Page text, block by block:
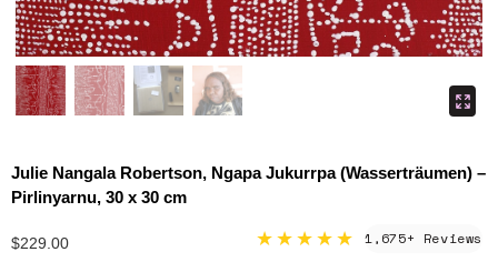
Julie Nangala Robertson, Ngapa Jukurrpa (Wasserträumen) –
Pirlinyarnu, 30 x 30 cm
$229.00 ★★★★★ 1,675+ Reviews